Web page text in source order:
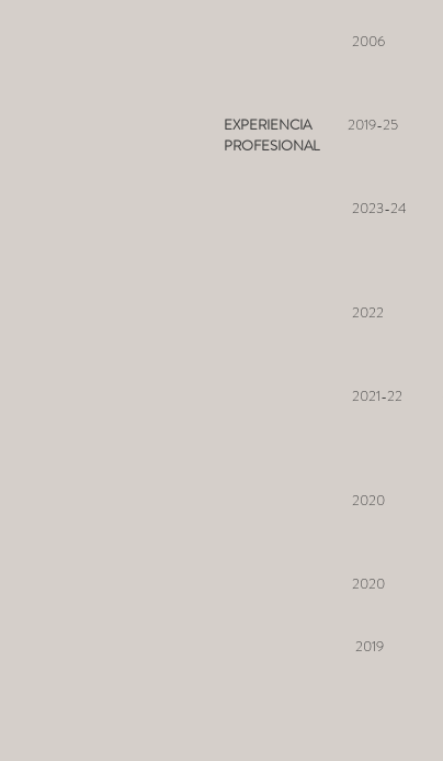
2006
EXPERIENCIA 2019-25
PROFESIONAL
2023-24
2022
2021-22
2020
2020
2019